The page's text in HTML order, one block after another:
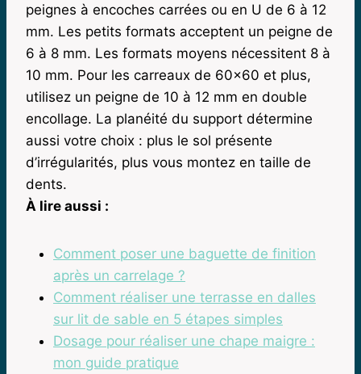
peignes à encoches carrées ou en U de 6 à 12
mm. Les petits formats acceptent un peigne de
6 à 8 mm. Les formats moyens nécessitent 8 à
10 mm. Pour les carreaux de 60×60 et plus,
utilisez un peigne de 10 à 12 mm en double
encollage. La planéité du support détermine
aussi votre choix : plus le sol présente
d’irrégularités, plus vous montez en taille de
dents.
À lire aussi :
Comment poser une baguette de finition
après un carrelage ?
Comment réaliser une terrasse en dalles
sur lit de sable en 5 étapes simples
Dosage pour réaliser une chape maigre :
mon guide pratique